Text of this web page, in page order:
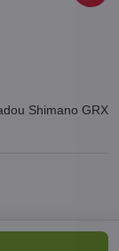
Shimano GRX